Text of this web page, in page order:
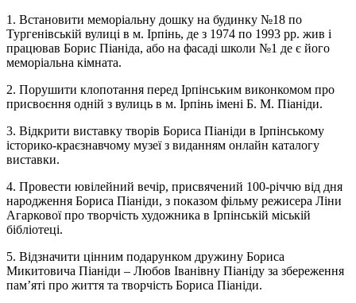
1. Встановити меморіальну дошку на будинку №18 по
Тургенівській вулиці в м. Ірпінь, де з 1974 по 1993 рр. жив і
працював Борис Піаніда, або на фасаді школи №1 де є його
меморіальна кімната.
2. Порушити клопотання перед Ірпінським виконкомом про
присвоєння одній з вулиць в м. Ірпінь імені Б. М. Піаніди.
3. Відкрити виставку творів Бориса Піаніди в Ірпінському
історико-краєзнавчому музеї з виданням онлайн каталогу
виставки.
4. Провести ювілейний вечір, присвячений 100-річчю від дня
народження Бориса Піаніди, з показом фільму режисера Ліни
Агаркової про творчість художника в Ірпінській міській
бібліотеці.
5. Відзначити цінним подарунком дружину Бориса
Микитовича Піаніди – Любов Іванівну Піаніду за збереження
пам’яті про життя та творчість Бориса Піаніди.